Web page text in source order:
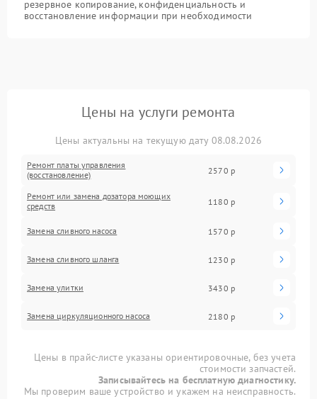
резервное копирование, конфиденциальность и
восстановление информации при необходимости
Цены на услуги ремонта
Цены актуальны на текущую дату 08.08.2026
Ремонт платы управления
(восстановление)
2570 р
Ремонт или замена дозатора моющих
средств
1180 р
Замена сливного насоса 1570 р
Замена сливного шланга 1230 р
Замена улитки 3430 р
Замена циркуляционного насоса 2180 р
Цены в прайс-листе указаны ориентировочные, без учета
стоимости запчастей.
Записывайтесь на бесплатную диагностику.
Мы проверим ваше устройство и укажем на неисправность.